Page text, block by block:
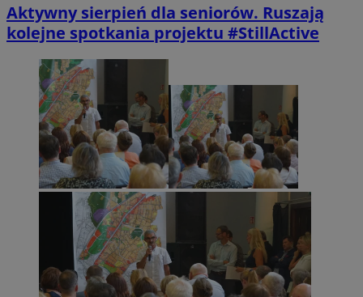
Aktywny sierpień dla seniorów. Ruszają
kolejne spotkania projektu #StillActive